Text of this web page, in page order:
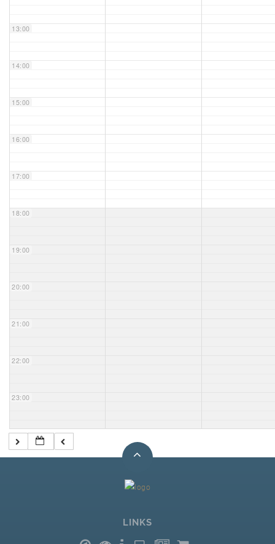
Unser Bijou
VS-Intern
13:00
14:00
15:00
16:00
17:00
18:00
19:00
20:00
21:00
22:00
23:00
LINKS